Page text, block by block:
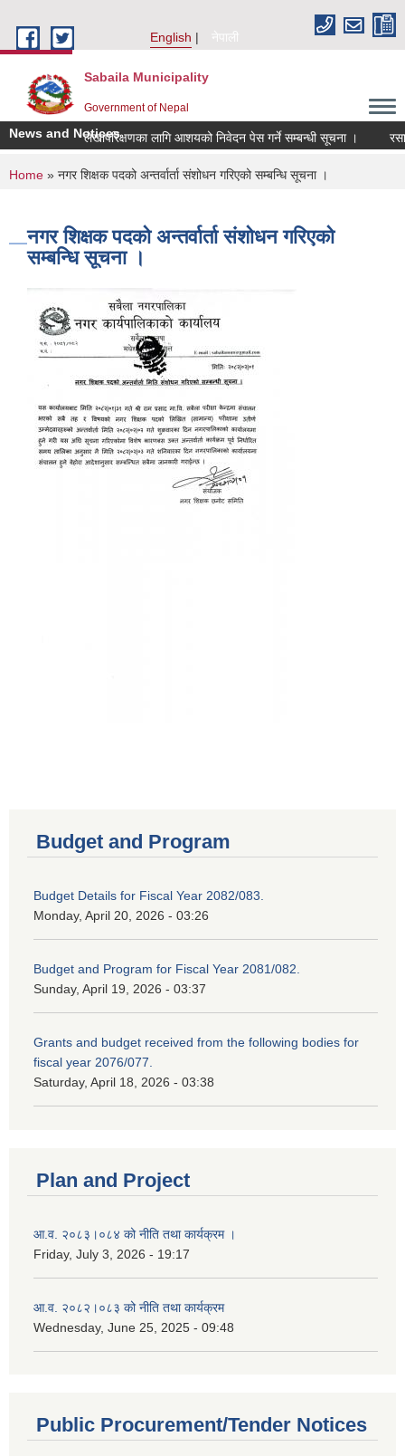
English
नेपाली
Sabaila Municipality
Government of Nepal
News and Noticesलेखापरिक्षणका लागि आशयको निवेदन पेस गर्ने सम्बन्धी सूचना ।
You are here
Home » नगर शिक्षक पदको अन्तर्वार्ता संशोधन गरिएको सम्बन्धि सूचना ।
नगर शिक्षक पदको अन्तर्वार्ता संशोधन गरिएको
सम्बन्धि सूचना ।
Budget and Program
Budget Details for Fiscal Year 2082/083.
Monday, April 20, 2026 - 03:26
Budget and Program for Fiscal Year 2081/082.
Sunday, April 19, 2026 - 03:37
Grants and budget received from the following bodies for
fiscal year 2076/077.
Saturday, April 18, 2026 - 03:38
Plan and Project
आ.व. २०८३।०८४ को नीति तथा कार्यक्रम ।
Friday, July 3, 2026 - 19:17
आ.व. २०८२।०८३ को नीति तथा कार्यक्रम
Wednesday, June 25, 2025 - 09:48
Public Procurement/Tender Notices